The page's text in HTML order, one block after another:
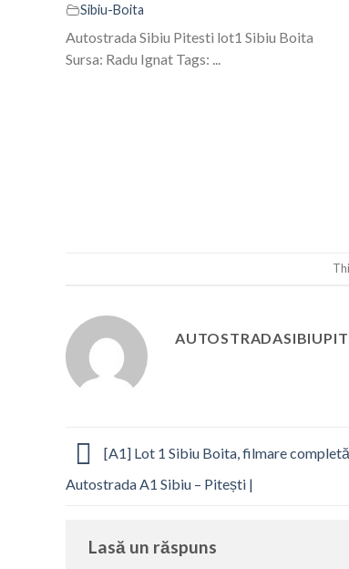
Sibiu-Boita
Autostrada Sibiu Pitesti lot1 Sibiu Boita
Sursa: Radu Ignat Tags: ...
[A1] Lot 1 Sibiu Boita, filmare
Autostrada A1 Sibiu – Pitești |
Lasă un răspuns